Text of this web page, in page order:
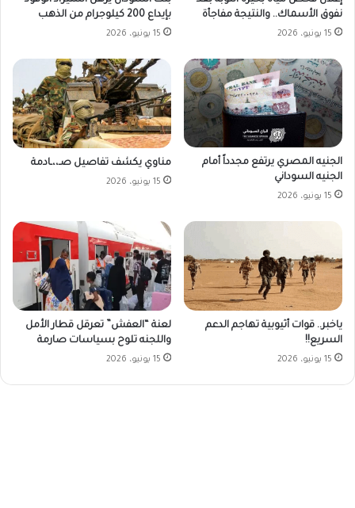
نفوق الأسماك.. والنتيجة مفاجأة
15 يونيو، 2026
بإيداع 200 كيلوجرام من الذهب
15 يونيو، 2026
الجنيه المصري يرتفع مجدداً أمام
الجنيه السوداني
15 يونيو، 2026
مناوي يكشف تفاصيل صـ،،ـادمة
15 يونيو، 2026
ياخبر.. قوات أثيوبية تهاجم الدعم
السريع!!
15 يونيو، 2026
لعنة “العفش” تعرقل قطار الأمل
واللجنه تلوح بسياسات صارمة
15 يونيو، 2026